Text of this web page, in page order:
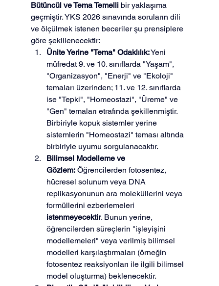
Bütüncül ve Tema Temelli bir yaklaşıma
geçmiştir. YKS 2026 sınavında soruların dili
ve ölçülmek istenen beceriler şu prensiplere
göre şekillenecektir:
Ünite Yerine "Tema" Odaklılık: Yeni
müfredat 9. ve 10. sınıflarda "Yaşam",
"Organizasyon", "Enerji" ve "Ekoloji"
temaları üzerinden; 11. ve 12. sınıflarda
ise "Tepki", "Homeostazi", "Üreme" ve
"Gen" temaları etrafında şekillenmiştir.
Birbiriyle kopuk sistemler yerine
sistemlerin "Homeostazi" teması altında
birbiriyle uyumu sorgulanacaktır.
Bilimsel Modelleme ve
Gözlem: Öğrencilerden fotosentez,
hücresel solunum veya DNA
replikasyonunun ara moleküllerini veya
formüllerini ezberlemeleri
istenmeyecektir. Bunun yerine,
öğrencilerden süreçlerin "işleyişini
modellemeleri" veya verilmiş bilimsel
modelleri karşılaştırmaları (örneğin
fotosentez reaksiyonları ile ilgili bilimsel
model oluşturma) beklenecektir.